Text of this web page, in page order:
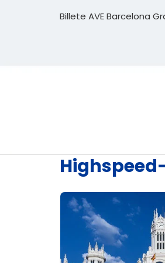
Billete AVE Barcelona